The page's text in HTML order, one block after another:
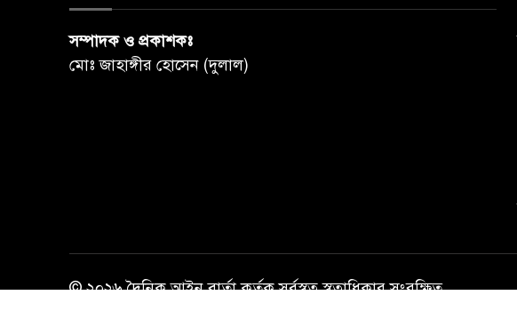
সম্পাদক ও প্রকাশকঃ
মোঃ জাহাঙ্গীর হোসেন (দুলাল)
© ২০২৬ দৈনিক আইন বার্তা কর্তৃক সর্বস্বত্ব স্বত্বাধিকার সংরক্ষিত